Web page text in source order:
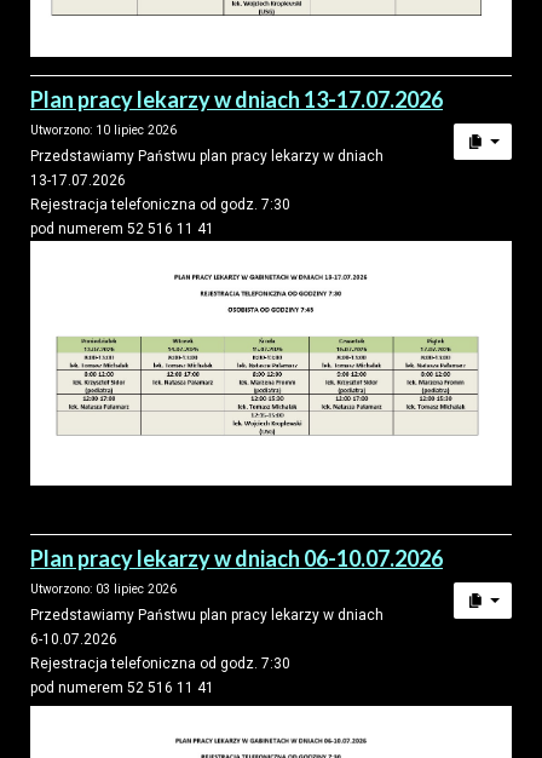
Plan pracy lekarzy w dniach 13-17.07.2026
Utworzono: 10 lipiec 2026
Przedstawiamy Państwu plan pracy lekarzy w dniach
13-17.07.2026
Rejestracja telefoniczna od godz. 7:30
pod numerem 52 516 11 41
Plan pracy lekarzy w dniach 06-10.07.2026
Utworzono: 03 lipiec 2026
Przedstawiamy Państwu plan pracy lekarzy w dniach
6-10.07.2026
Rejestracja telefoniczna od godz. 7:30
pod numerem 52 516 11 41